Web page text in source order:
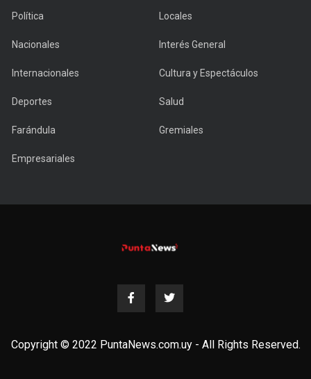
Política Locales
Nacionales Interés General
Internacionales Cultura y Espectáculos
Deportes Salud
Farándula Gremiales
Empresariales
Copyright © 2022 PuntaNews.com.uy - All Rights Reserved.